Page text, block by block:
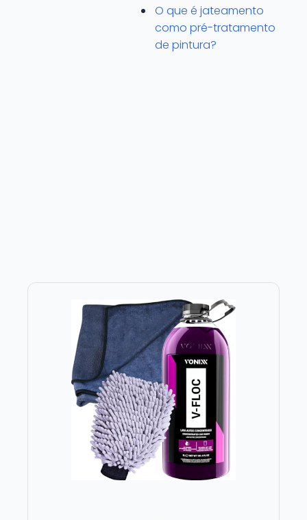
O que é jateamento
como pré-tratamento
de pintura?